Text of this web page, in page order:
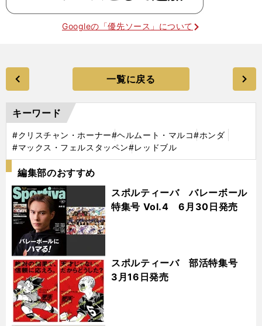
Googleの「優先ソース」について
一覧に戻る
キーワード
#クリスチャン・ホーナー#ヘルムート・マルコ#ホンダ
#マックス・フェルスタッペン#レッドブル
編集部のおすすめ
スポルティーバ バレーボール
特集号 Vol.4 6月30日発売
スポルティーバ 部活特集号
3月16日発売